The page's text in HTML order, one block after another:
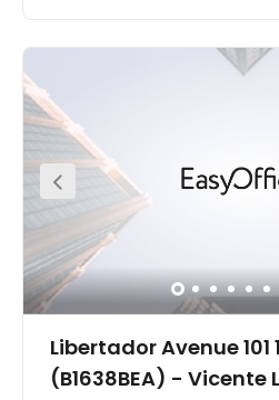
ciudad. Es de fácil acceso y
restaurantes más exclusivos.
sistema de network es una
areatres Soho.
Libertador Avenue 101 10th Floor,
(B1638BEA) -